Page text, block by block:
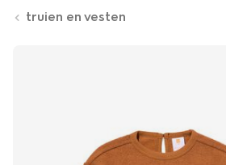
truien en vesten